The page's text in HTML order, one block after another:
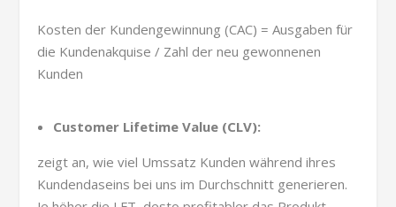
Kosten der Kundengewinnung (CAC) = Ausgaben für
die Kundenakquise / Zahl der neu gewonnenen
Kunden
Customer Lifetime Value (CLV):
zeigt an, wie viel Umssatz Kunden während ihres
Kundendaseins bei uns im Durchschnitt generieren.